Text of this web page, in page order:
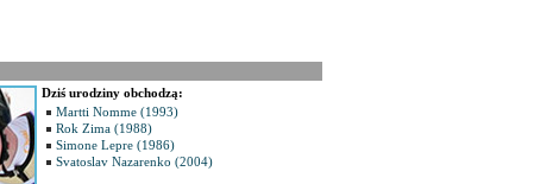
Dziś urodziny obchodzą:
Martti Nomme (1993)
Rok Zima (1988)
Simone Lepre (1986)
Svatoslav Nazarenko (2004)